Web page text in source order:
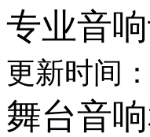
专业音
更新时间：
舞台音